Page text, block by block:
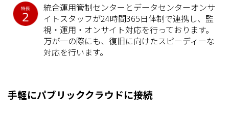
統合運用管制センターとデータセンターオンサ
イトスタッフが24時間365日体制で連携し、監
視・運用・オンサイト対応を行っております。
万が一の際にも、復旧に向けたスピーディーな
対応を行います。
手軽にパブリッククラウドに接続